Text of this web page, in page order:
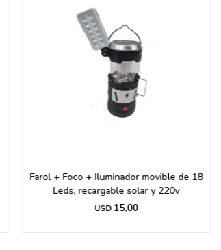
Farol + Foco + Iluminador movible de 18
Leds, recargable solar y 220v
USD 15,00